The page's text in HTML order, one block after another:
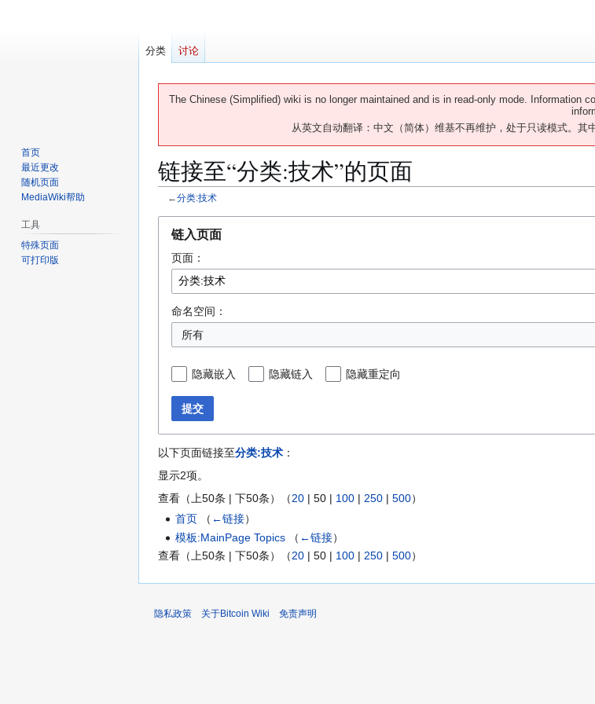
The Chinese (Simplified) wiki is no longer maintained and is in read-only mode. Information
从英文自动翻译：中文（简体）维基不再维护，处于只读模式。其
链接至“分类:技术”的页面
←分类:技术
链入页面
页面：
命名空间：
所有
隐藏嵌入 隐藏链入 隐藏重定向
提交
以下页面链接至分类:技术 ：
显示2项。
查看（上50条 | 下50条）（20 | 50 | 100 | 250 | 500）
首页
（ ←链接）
模板:MainPage Topics
（ ←链接）
查看（ 上50条 | 下50条）（20 | 50 | 100 | 250 | 500）
分类 讨论
首页
最近更改
随机页面
MediaWiki帮助
工具
特殊页面
可打印版
隐私政策 关于Bitcoin Wiki 免责声明